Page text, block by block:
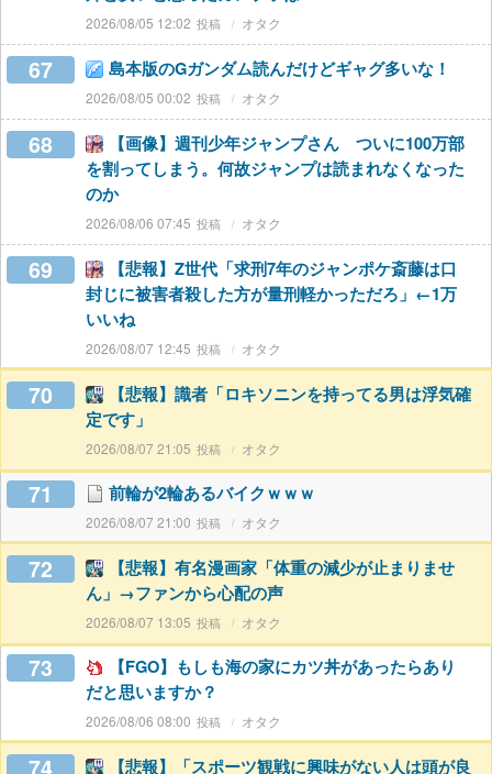
2026/08/05 12:02 オタク
67 島本版のGガンダム読んだけどギャグ多いな！
2026/08/05 00:02 オタク
68
【画像】週刊少年ジャンプさん ついに100万部
を割ってしまう。何故ジャンプは読まれなくなった
のか
2026/08/06 07:45 オタク
69
【悲報】Z世代「求刑7年のジャンポケ斎藤は口
封じに被害者殺した方が量刑軽かっただろ」←1万
いいね
2026/08/07 12:45 オタク
70
【悲報】識者「ロキソニンを持ってる男は浮気確
定です」
2026/08/07 21:05 オタク
71 前輪が2輪あるバイクｗｗｗ
2026/08/07 21:00 オタク
72
【悲報】有名漫画家「体重の減少が止まりませ
ん」→ファンから心配の声
2026/08/07 13:05 オタク
73
【FGO】もしも海の家にカツ丼があったらあり
だと思いますか？
2026/08/06 08:00 オタク
74
【悲報】「スポーツ観戦に興味がない人は頭が良